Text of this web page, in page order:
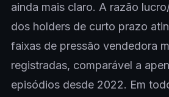
ainda mais claro. A razão
dos holders de curto prazo
faixas de pressão vendedora
registradas, comparável a
episódios desde 2022. Em